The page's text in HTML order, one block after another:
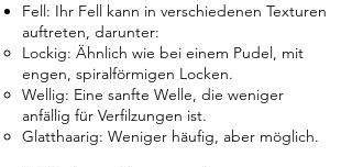
Fell: Ihr Fell kann in verschiedenen Texturen
auftreten, darunter:
Lockig: Ähnlich wie bei einem Pudel, mit
engen, spiralförmigen Locken.
Wellig: Eine sanfte Welle, die weniger
anfällig für Verfilzungen ist.
Glatthaarig: Weniger häufig, aber möglich.